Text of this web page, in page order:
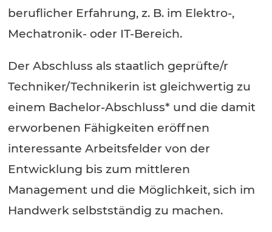
beruflicher Erfahrung, z. B. im Elektro-,
Mechatronik- oder IT-Bereich.
Der Abschluss als staatlich geprüfte/r
Techniker/Technikerin ist gleichwertig zu
einem Bachelor-Abschluss* und die damit
erworbenen Fähigkeiten eröffnen
interessante Arbeitsfelder von der
Entwicklung bis zum mittleren
Management und die Möglichkeit, sich im
Handwerk selbstständig zu machen.